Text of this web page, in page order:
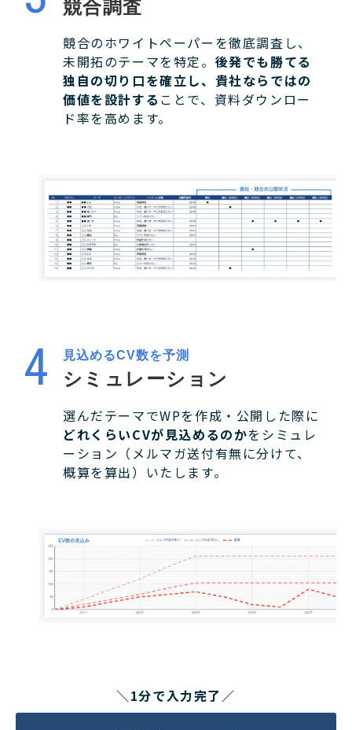
競合調査
競合のホワイトペーパーを徹底調査し、
未開拓のテーマを特定。 後発でも勝てる
独自の切り口を確立し、貴社ならではの
価値を設計する ことで、資料ダウンロー
ド率を高めます。
見込めるCV数を予測
シミュレーション
選んだテーマでWPを作成・公開した際に
どれくらいCVが見込めるのかをシミュレ
ーション（メルマガ送付有無に分けて、
概算を算出）いたします。
＼1分で入力完了／